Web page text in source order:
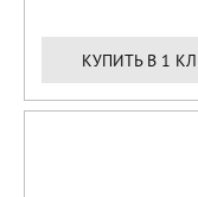
КУПИТЬ В 1